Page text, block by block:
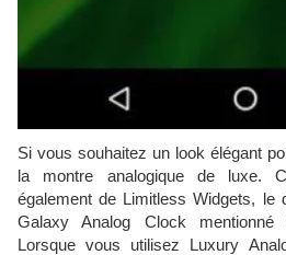
Si vous souhaitez un look élégant
la montre analogique de luxe.
également de Limitless Widgets, le
Galaxy Analog Clock mentionné
Lorsque vous utilisez Luxury